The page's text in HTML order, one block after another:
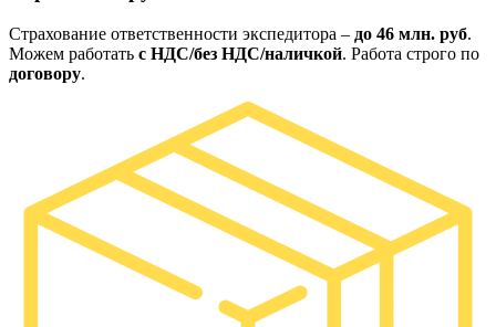
Страхование ответственности экспедитора – до 46 млн. руб.
Можем работать с НДС/без НДС/наличкой. Работа строго по
договору.